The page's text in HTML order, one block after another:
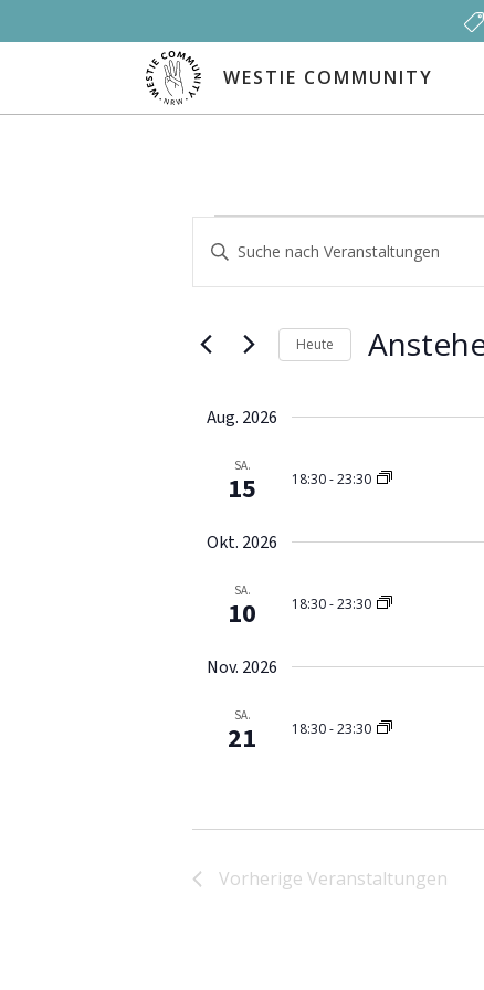
WESTIE COMMUNITY
Veranstaltungen
Veranstaltungen
Suche
und
Ansichten,
Navigation
Bitte
nach
Schlüsselwort.
Heute
Aug. 2026
SA.
15 18:30-23:30
Okt. 2026
SA.
10 18:30-23:30
Nov. 2026
SA.
21 18:30-23:30
Vorherige Veranstaltungen